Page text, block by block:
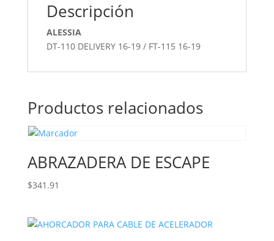
Descripción
ALESSIA
DT-110 DELIVERY 16-19 / FT-115 16-19
Productos relacionados
ABRAZADERA DE ESCAPE
$341.91